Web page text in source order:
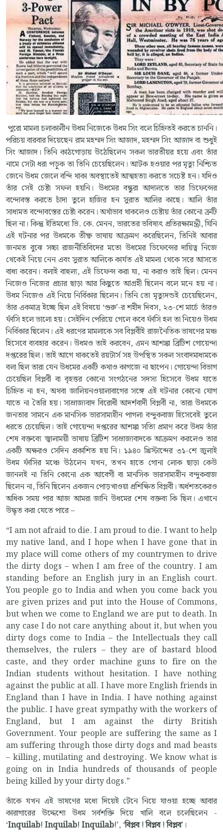
পুরো মামলা চলাকালীন উধম নিজেকে উধম সিং বলে চিহ্নিতই করতে চাননি।
পরিচয় বারবার দিয়েছেন রাম মহম্মদ সিং আজাদ, মহম্মদ সিং আজাদ বা শুধুই
সিং আজাদ। তিনি কাঠগোড়ায় উঠেছিলেন সকল ভারতীয়র হয়ে এবং তাঁর
নামে সেটা ধরা পড়ুক তা তিনি চেয়েছিলেন। আটক হওয়ার পর মৃত্যু নিশ্চিত
জেনে উধম জেলে বন্দি থাকা অবস্থাতেই আত্মহত্যা করতে সচেষ্ট হন। যদিও
তাঁর সেই চেষ্টা সফল হয়নি। উধমের বন্ধুরা আদালতে তার ডিফেন্সের
বন্দোবস্ত করতে চাঁদা তুলে হাজির হন সুরাত আলির কাছে। আলি তাঁর
সাধ্যমত বন্দোবস্তের চেষ্টা করেন। অর্থাভাব থাকলেও চেষ্টায় তাঁর কোনো ত্রুটি
ছিল না। কিন্তু ইতিমধ্যে ভি. কে. মেনন, ভারতের ভবিষ্যৎ প্রতিরক্ষামন্ত্রী, যিনি
এই ঘটনার পর উধমকে তীক্ষ্ণ ভাষায় আক্রমণ করেছিলেন, তিনিই আবার
জনমত বুঝে সচ্চা রাজনীতিবিদের মতো উধমের ডিফেন্সের দায়িত্ব নিজে
থেকেই নিয়ে নেন এবং সুরাত আলিকে কার্যত এই মামলা থেকে সরে আসতে
বাধ্য করেন। বলাই বাহুল্য, এই ডিফেন্স করা যা, না করাও তাই ছিল। মেনন
নিজেও নিজের প্রচার ছাড়া আর কিছুতে আগ্রহী ছিলেন বলে মনে হয় না।
উধম নিজেও এই নিয়ে নির্বিকার ছিলেন। তিনি তো মৃত্যুদন্ডই চেয়েছিলেন,
তাঁর একমাত্র ইচ্ছে ছিল এই বিষয়ে ‘গুরু’-র শহীদ দিবস, ২৩-শে মার্চে তাঁরও
ফাঁসি হলে ভালো হয়। সেইদিন পেরিয়ে গেলে কবে ফাঁসি হল তা নিয়েও উধম
নির্বিকার ছিলেন। এই ধরণের মামলাকে সব বিপ্লবীই রাজনৈতিক ভাষণের মঞ্চ
হিসেবে ব্যবহার করেন। উধমও তাই করবেন, এমন আশঙ্কা ব্রিটিশ গোয়েন্দা
দপ্তরের ছিল। তাই আগে থাকতেই রয়টার্স সহ উপস্থিত সকল সংবাদমাধ্যমকে
বলা ছিল তারা যেন উধমের একটি কথাও কাগজে না ছাপেন। গোয়েন্দা বিভাগ
চেয়েছিল বিপ্লবী বা বৃহত্তর কোনো সংগঠনের সদস্য হিসেবে উধম যাতে
চিহ্নিত না হন, অথবা জালিয়নওয়ালাবাগের সঙ্গে এই ঘটনার কোনো যোগ
যাতে না তৈরি হয়। সাম্রাজ্যবাদ বিরোধী আদর্শবাদী বিপ্লবী না, তারা উধমকে
জনতার সামনে এক মানসিক ভারসাম্যহীন পাগলা বন্দুকবাজ হিসেবেই তুলে
ধরতে চেয়েছিল। তাই গোয়েন্দা দপ্তরের আশঙ্কা সত্যি প্রমাণ করে উধম তাঁর
শেষ বক্তব্যে জ্বালাময়ী ভাষায় ব্রিটিশ সাম্রাজ্যবাদকে আক্রমণ করলেও তার
একটি অক্ষরও সেদিন প্রকাশিত হয় নি। ১৯৪০ খ্রিস্টাব্দের ৩১-শে জুলাই
উধম ফাঁসির মঞ্চে উঠলেন যখন, তখন হাতে গোনা লোক ছাড়া কেউ
জানলই না তিনি কোনো এক আবেগী বা মানসিক ভারসাম্যহীন বন্দুকবাজ
ছিলেন না, তিনি ছিলেন একজন পোড়খাওয়া প্রশিক্ষিত বিপ্লবী। অর্ধশতকেরও
অধিক সময় পার আজ আমরা জানি উধমের শেষ বক্তব্য কি ছিল। এখানে
উদ্ধৃত করা যেতে পারে –
“I am not afraid to die. I am proud to die. I want to help
my native land, and I hope when I have gone that in
my place will come others of my countrymen to drive
the dirty dogs – when I am free of the country. I am
standing before an English jury in an English court.
You people go to India and when you come back you
are given prizes and put into the House of Commons,
but when we come to England we are put to death. In
any case I do not care anything about it, but when you
dirty dogs come to India – the Intellectuals they call
themselves, the rulers – they are of bastard blood
caste, and they order machine guns to fire on the
Indian students without hesitation. I have nothing
against the public at all. I have more English friends in
England than I have in India. I have nothing against
the public. I have great sympathy with the workers of
England, but I am against the dirty British
Government. Your people are suffering the same as I
am suffering through those dirty dogs and mad beasts
– killing, mutilating and destroying. We know what is
going on in India hundreds of thousands of people
being killed by your dirty dogs.”
তাঁকে যখন এই ভাষণের মধ্যে দিয়েই টেনে নিয়ে যাওয়া হচ্ছে আবার
কারাগারের উদ্দেশ্যে উধম সর্বশক্তি দিয়ে খালি বলে চলেছিলেন -
‘Inquilab! Inquilab! Inquilab!’, ‘বিপ্লব!বিপ্লব!বিপ্লব’।